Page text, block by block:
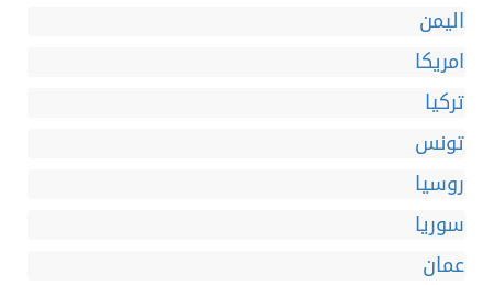
اليمن
امريكا
تركيا
تونس
روسيا
سوريا
عمان